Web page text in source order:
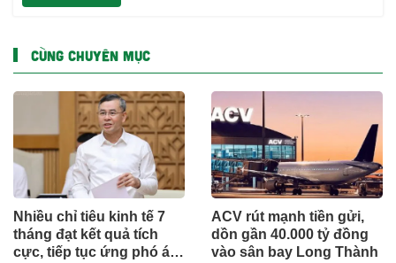
CÙNG CHUYÊN MỤC
Nhiều chỉ tiêu kinh tế 7
tháng đạt kết quả tích
cực, tiếp tục ứng phó áp
ACV rút mạnh tiền gửi,
dồn gần 40.000 tỷ đồng
vào sân bay Long Thành